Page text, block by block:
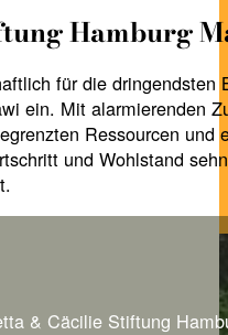
Hamburg
für die dringendsten
ein. Mit alarmierenden
Ressourcen und
und Wohlstand
& Cäcilie Stiftung